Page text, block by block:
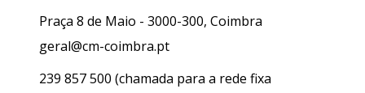
Praça 8 de Maio - 3000-300, Coimbra
geral@cm-coimbra.pt
239 857 500 (chamada para a rede fixa